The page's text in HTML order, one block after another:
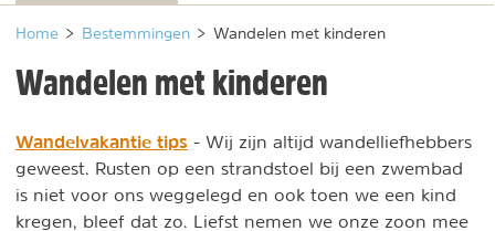
Home > Bestemmingen > Wandelen met kinderen
Wandelen met kinderen
Wandelvakantie tips - Wij zijn altijd wandelliefhebbers
geweest. Rusten op een strandstoel bij een zwembad
is niet voor ons weggelegd en ook toen we een kind
kregen, bleef dat zo. Liefst nemen we onze zoon mee